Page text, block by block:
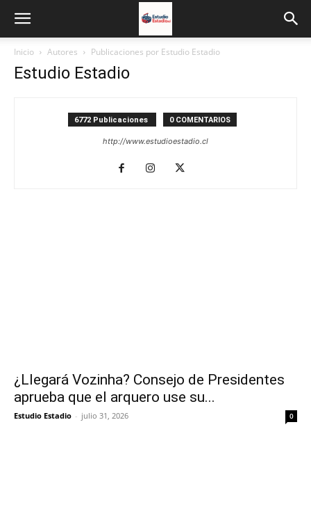
Inicio Autores Publicaciones por Estudio Estadio
Estudio Estadio
6772 Publicaciones 0 COMENTARIOS
http://www.estudioestadio.cl
¿Llegará Vozinha? Consejo de Presidentes
aprueba que el arquero use su...
Estudio Estadio - julio 31, 2026 0